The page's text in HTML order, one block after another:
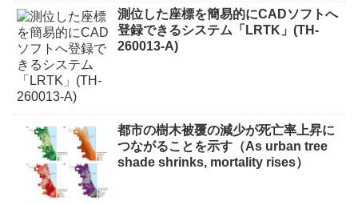
測位した座標を簡易的にCADソフトへ
登録できるシステム「LRTK」(TH-
260013-A)
都市の樹木被覆の減少が死亡率上昇に
つながることを示す（As urban tree
shade shrinks, mortality rises）